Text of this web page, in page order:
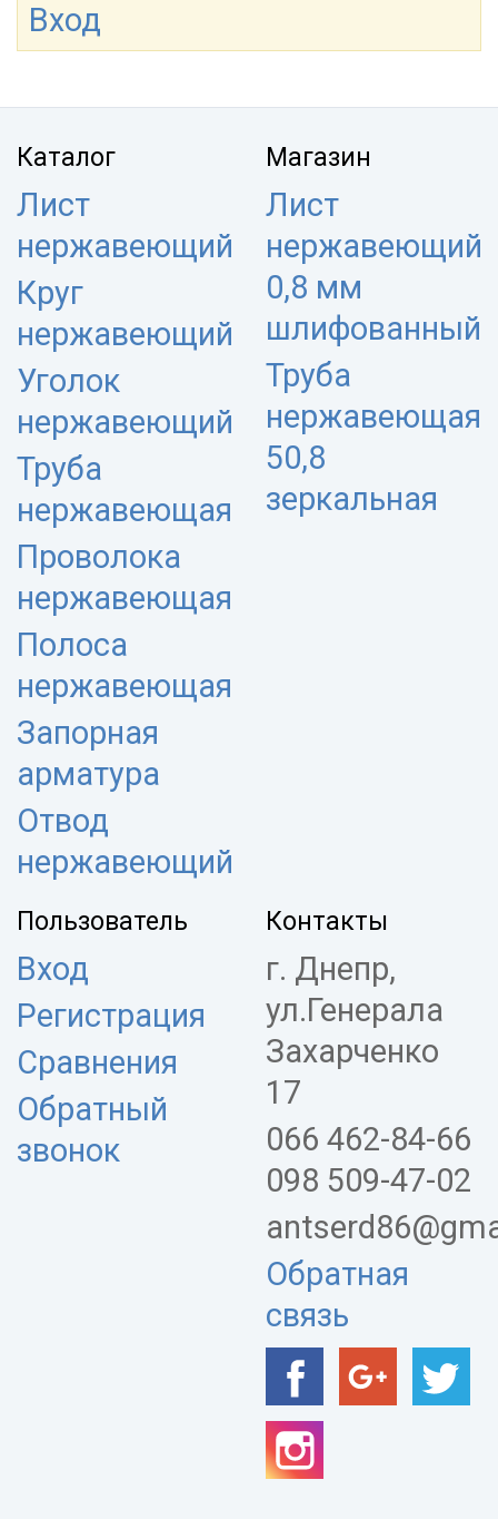
Вход
Каталог
Лист
нержавеющий
Круг
нержавеющий
Уголок
нержавеющий
Труба
нержавеющая
Проволока
нержавеющая
Полоса
нержавеющая
Запорная
арматура
Отвод
нержавеющий
Магазин
Лист
нержавеющий
0,8 мм
шлифованный
Труба
нержавеющая
50,8
зеркальная
Пользователь
Вход
Регистрация
Сравнения
Обратный
звонок
Контакты
г. Днепр,
ул.Генерала
Захарченко
17
066 462-84-66
098 509-47-02
Обратная
связь